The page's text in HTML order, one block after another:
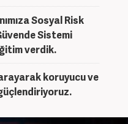
Sosyal Risk
Sistemi
verdik.
koruyucu ve